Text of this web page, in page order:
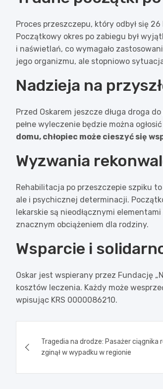
Proces przeszczepu, który odbył się
Początkowy okres po zabiegu był
i naświetlań, co wymagało
jego organizmu, ale stopniowo
Nadzieja na
Przed Oskarem jeszcze długa droga
pełne wyleczenie będzie można
domu, chłopiec może cieszyć się
Wyzwania
Rehabilitacja po przeszczepie szpiku
ale i psychicznej determinacji.
lekarskie są nieodłącznymi
znacznym obciążeniem dla rodziny.
Wsparcie i
Oskar jest wspierany przez Fundację
kosztów leczenia. Każdy może
wpisując KRS 0000086210.
wpisuTragedia na drodze: Pasażer ciągnika
zginął w wypadku w regionie